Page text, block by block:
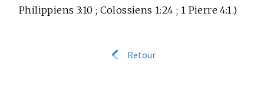
Philippiens 3:10 ; Colossiens 1:24 ; 1 Pierre 4:1.)
Retour